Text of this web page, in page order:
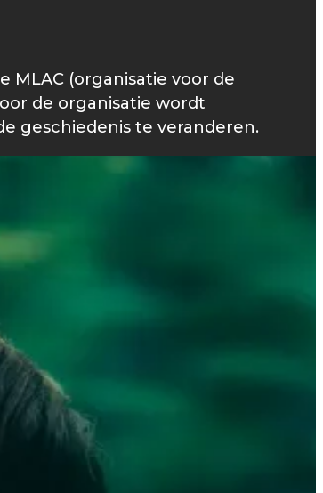
MLAC (organisatie voor de
de organisatie wordt
geschiedenis te veranderen.